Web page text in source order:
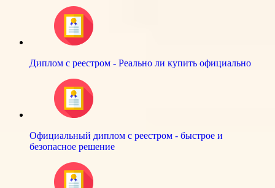
Диплом с реестром - Реально ли купить официально
Официальный диплом с реестром - быстрое и
безопасное решение